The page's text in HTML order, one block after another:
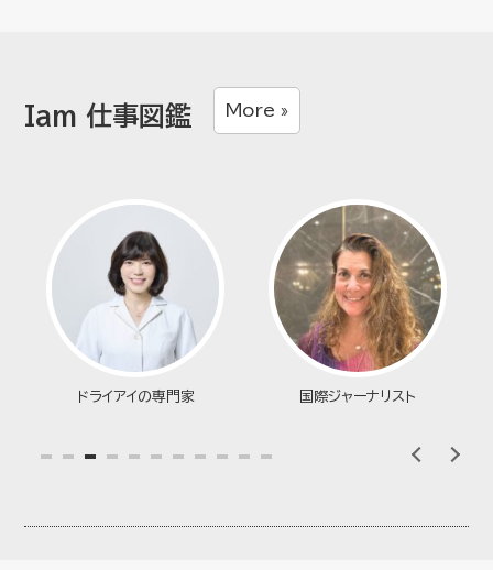
Iam 仕事図鑑 More »
ドライアイの専門家 国際ジャーナリスト